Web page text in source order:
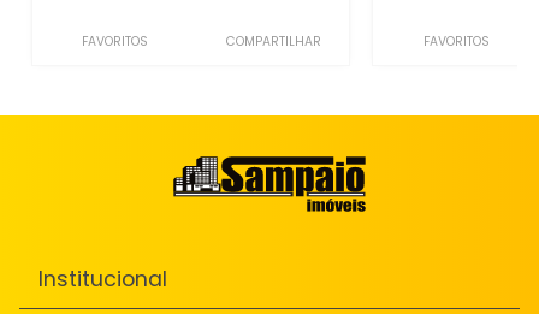
FAVORITOS COMPARTILHAR FAVORITOS
Institucional